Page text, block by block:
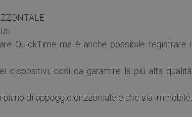
QuickTime ma è anche possibile registrare i
dispositivi, così da garantire la più alta qualità
di appoggio orizzontale e che sia immobile,